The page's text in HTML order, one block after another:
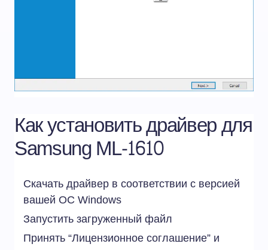
Как установить драйвер для
Samsung ML-1610
Скачать драйвер в соответствии с версией
вашей ОС Windows
Запустить загруженный файл
Принять “Лицензионное соглашение” и